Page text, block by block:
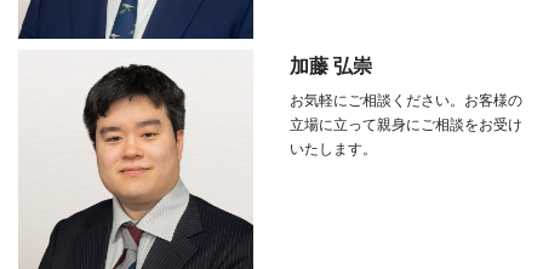
加藤 弘崇
お気軽にご相談ください。お客様の
立場に立って親身にご相談をお受け
いたします。